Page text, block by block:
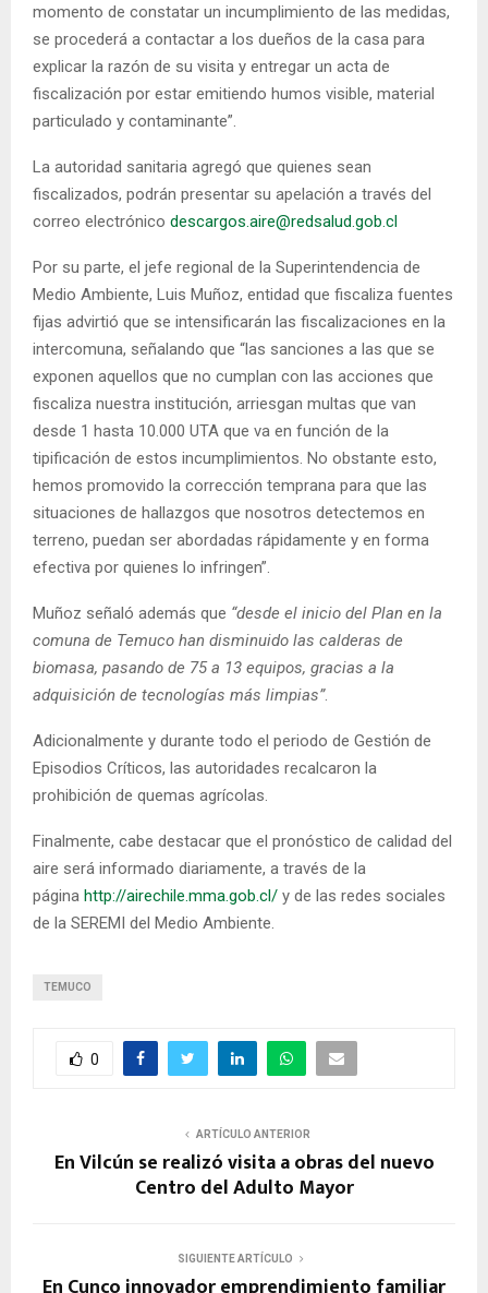
momento de constatar un incumplimiento de las medidas,
se procederá a contactar a los dueños de la casa para
explicar la razón de su visita y entregar un acta de
fiscalización por estar emitiendo humos visible, material
particulado y contaminante”.
La autoridad sanitaria agregó que quienes sean
fiscalizados, podrán presentar su apelación a través del
correo electrónico descargos.aire@redsalud.gob.cl
Por su parte, el jefe regional de la Superintendencia de
Medio Ambiente, Luis Muñoz, entidad que fiscaliza fuentes
fijas advirtió que se intensificarán las fiscalizaciones en la
intercomuna, señalando que “las sanciones a las que se
exponen aquellos que no cumplan con las acciones que
fiscaliza nuestra institución, arriesgan multas que van
desde 1 hasta 10.000 UTA que va en función de la
tipificación de estos incumplimientos. No obstante esto,
hemos promovido la corrección temprana para que las
situaciones de hallazgos que nosotros detectemos en
terreno, puedan ser abordadas rápidamente y en forma
efectiva por quienes lo infringen”.
Muñoz señaló además que “desde el inicio del Plan en la
comuna de Temuco han disminuido las calderas de
biomasa, pasando de 75 a 13 equipos, gracias a la
adquisición de tecnologías más limpias”.
Adicionalmente y durante todo el periodo de Gestión de
Episodios Críticos, las autoridades recalcaron la
prohibición de quemas agrícolas.
Finalmente, cabe destacar que el pronóstico de calidad del
aire será informado diariamente, a través de la
página http://airechile.mma.gob.cl/ y de las redes sociales
de la SEREMI del Medio Ambiente.
TEMUCO
0
ARTÍCULO ANTERIOR
En Vilcún se realizó visita a obras del nuevo
Centro del Adulto Mayor
SIGUIENTE ARTÍCULO